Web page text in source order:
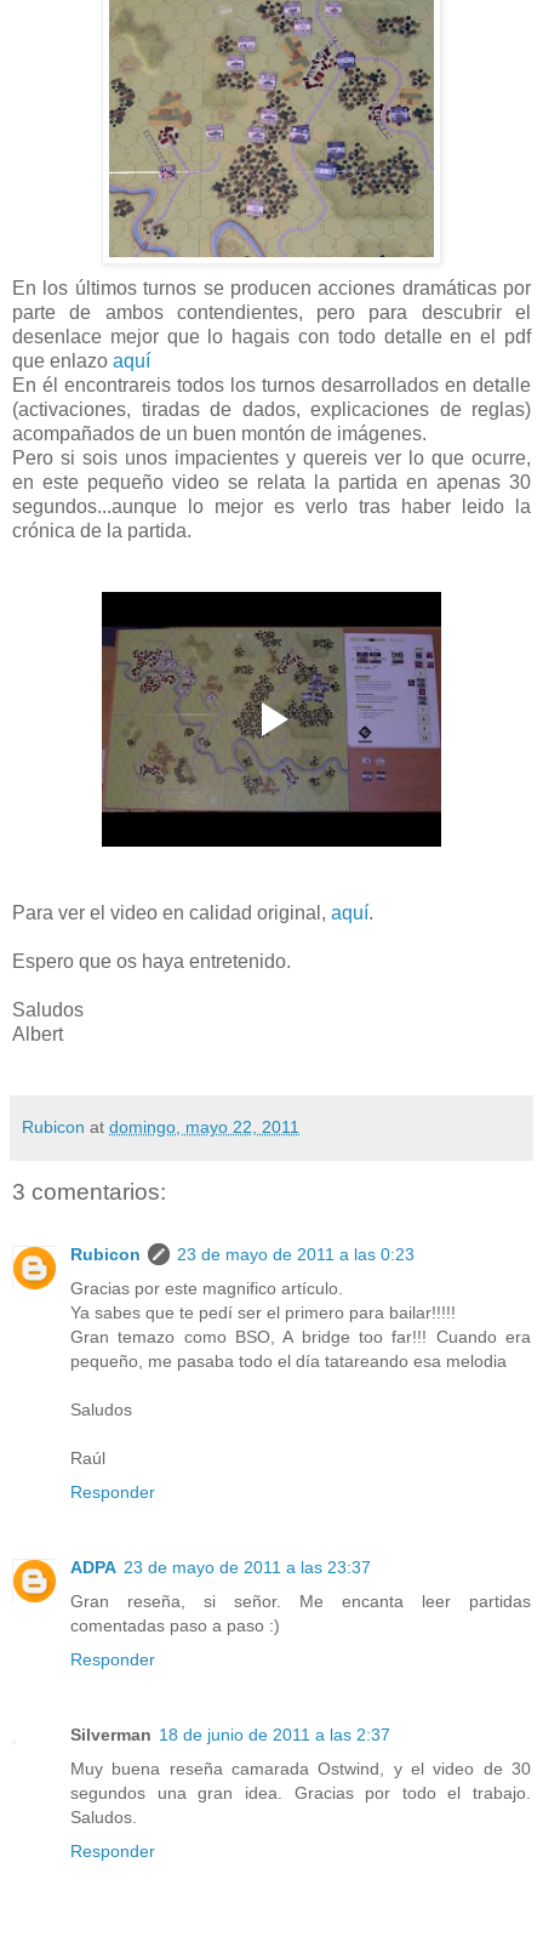
En los últimos turnos se producen acciones dramáticas por
parte de ambos contendientes, pero para descubrir el
desenlace mejor que lo hagais con todo detalle en el pdf
que enlazo aquí
En él encontrareis todos los turnos desarrollados en detalle
(activaciones, tiradas de dados, explicaciones de reglas)
acompañados de un buen montón de imágenes.
Pero si sois unos impacientes y quereis ver lo que ocurre,
en este pequeño video se relata la partida en apenas 30
segundos...aunque lo mejor es verlo tras haber leido la
crónica de la partida.
Para ver el video en calidad original, aquí.
Espero que os haya entretenido.
Saludos
Albert
Rubicon at domingo, mayo 22, 2011
3 comentarios:
Rubicon
23 de mayo de 2011 a las 0:23
Gracias por este magnifico artículo.
Ya sabes que te pedí ser el primero para bailar!!!!!
Gran temazo como BSO, A bridge too far!!! Cuando era
pequeño, me pasaba todo el día tatareando esa melodia
Saludos
Raúl
Responder
ADPA 23 de mayo de 2011 a las 23:37
Gran reseña, si señor. Me encanta leer partidas
comentadas paso a paso :)
Responder
Silverman 18 de junio de 2011 a las 2:37
Muy buena reseña camarada Ostwind, y el video de 30
segundos una gran idea. Gracias por todo el trabajo.
Saludos.
Responder